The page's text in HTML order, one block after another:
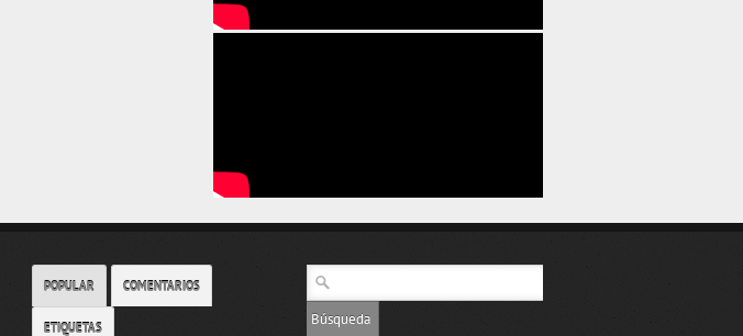
POPULAR COMENTARIOS
ETIQUETAS